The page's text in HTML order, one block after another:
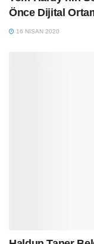
Önce Dijital
16 NISAN 2020